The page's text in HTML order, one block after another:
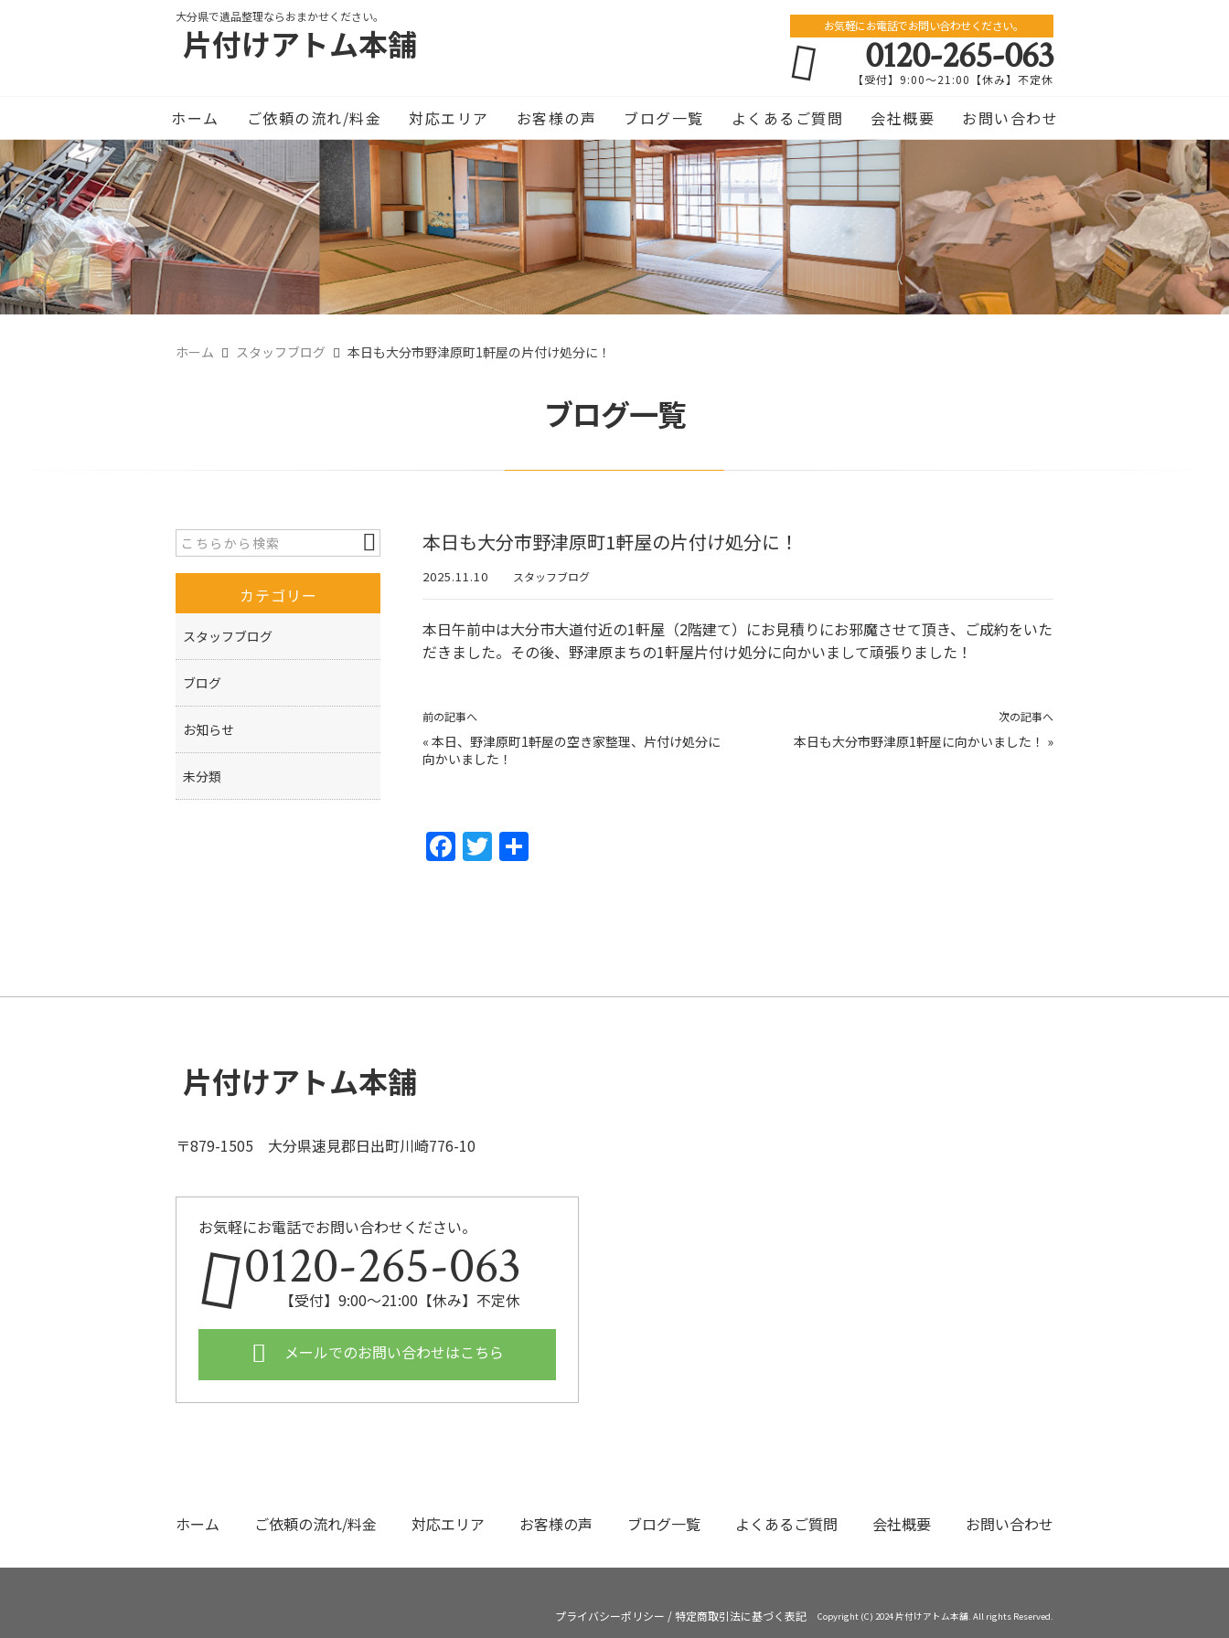
大分県で遺品整理ならおまかせください。
片付けアトム本舗 お気軽にお電話でお問い合わせください。
0120-265-063
【受付】9:00〜21:00【休み】不定休
ホーム ご依頼の流れ/料金 対応エリア お客様の声 ブログ一覧 よくあるご質問 会社概要 お問い合わせ
ホーム スタッフブログ 本日も大分市野津原町1軒屋の片付け処分に！
ブログ一覧
本日も大分市野津原町1軒屋の片付け処分に！
2025.11.10 スタッフブログ
本日午前中は大分市大道付近の1軒屋（2階建て）にお見積りにお邪魔させて頂き、ご成約をいた
だきました。その後、野津原まちの1軒屋片付け処分に向かいまして頑張りました！
前の記事へ
« 本日、野津原町1軒屋の空き家整理、片付け処分に
向かいました！
次の記事へ
本日も大分市野津原1軒屋に向かいました！ »
F
o
T
カテゴリー
スタッフブログ
ブログ
お知らせ
未分類
片付けアトム本舗
〒879-1505 大分県速見郡日出町川崎776-10
お気軽にお電話でお問い合わせください。
0120-265-063
【受付】9:00〜21:00【休み】不定休
メールでのお問い合わせはこちら
ホーム ご依頼の流れ/料金 対応エリア お客様の声 ブログ一覧 よくあるご質問 会社概要 お問い合わせ
プライバシーポリシー /特定商取引法に基づく表記 Copyright (C) 2024 片付けアトム本舗. All rights Reserved.